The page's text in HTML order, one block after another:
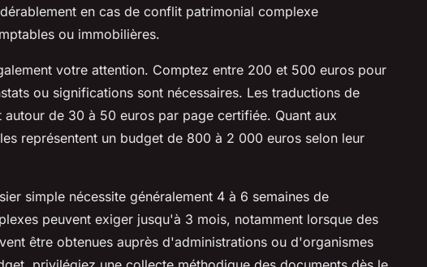
en cas de conflit patrimonial complexe
ou immobilières.
votre attention. Comptez entre 200 et 500 euros pour
ou significations sont nécessaires. Les traductions de
de 30 à 50 euros par page certifiée. Quant aux
représentent un budget de 800 à 2 000 euros selon leur
simple nécessite généralement 4 à 6 semaines de
peuvent exiger jusqu'à 3 mois, notamment lorsque des
être obtenues auprès d'administrations ou d'organismes